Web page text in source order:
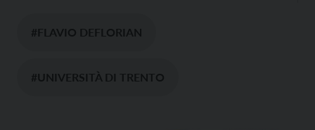
#FLAVIO DEFLORIAN
#UNIVERSITÀ DI TRENTO